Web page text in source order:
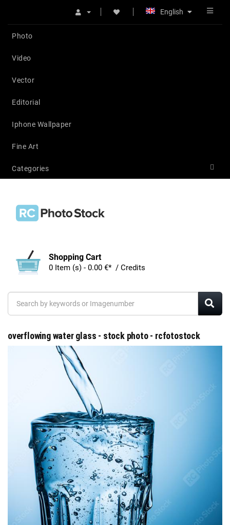
English
Photo
Video
Vector
Editorial
Iphone Wallpaper
Fine Art
Categories
Shopping Cart
0 Item (s) - 0.00 €* / Credits
overflowing water glass - stock photo - rcfotostock